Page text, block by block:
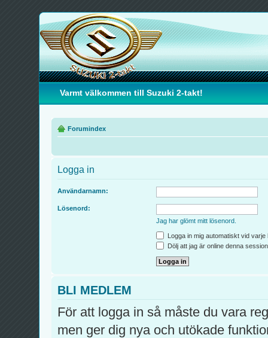
Varmt välkommen till Suzuki 2-takt!
Forumindex
Logga in
Användarnamn:
Lösenord:
Jag har glömt mitt lösenord.
Logga in mig automatiskt vid varje
Dölj att jag är online denna
BLI MEDLEM
För att logga in så måste du vara
men ger dig nya och utökade